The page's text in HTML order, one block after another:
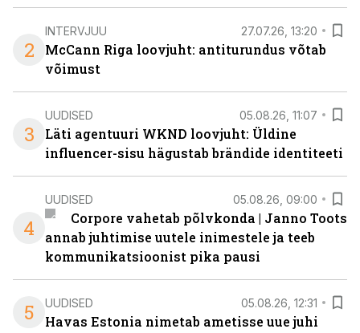
2
INTERVJUU 27.07.26, 13:20
McCann Riga loovjuht: antiturundus võtab
võimust
3
UUDISED 05.08.26, 11:07
Läti agentuuri WKND loovjuht: Üldine
influencer-sisu hägustab brändide identiteeti
4
UUDISED 05.08.26, 09:00
Corpore vahetab põlvkonda | Janno Toots
annab juhtimise uutele inimestele ja teeb
kommunikatsioonist pika pausi
5 UUDISED 05.08.26, 12:31
Havas Estonia nimetab ametisse uue juhi